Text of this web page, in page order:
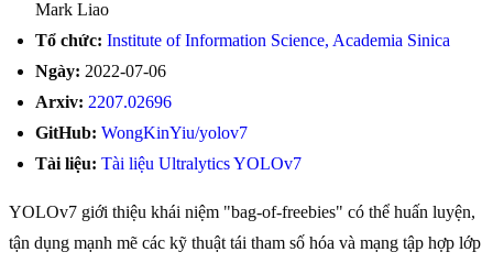
Mark Liao
Tổ chức: Institute of Information Science, Academia Sinica
Ngày: 2022-07-06
Arxiv: 2207.02696
GitHub: WongKinYiu/yolov7
Tài liệu: Tài liệu Ultralytics YOLOv7
YOLOv7 giới thiệu khái niệm "bag-of-freebies" có thể huấn luyện,
tận dụng mạnh mẽ các kỹ thuật tái tham số hóa và mạng tập hợp lớp